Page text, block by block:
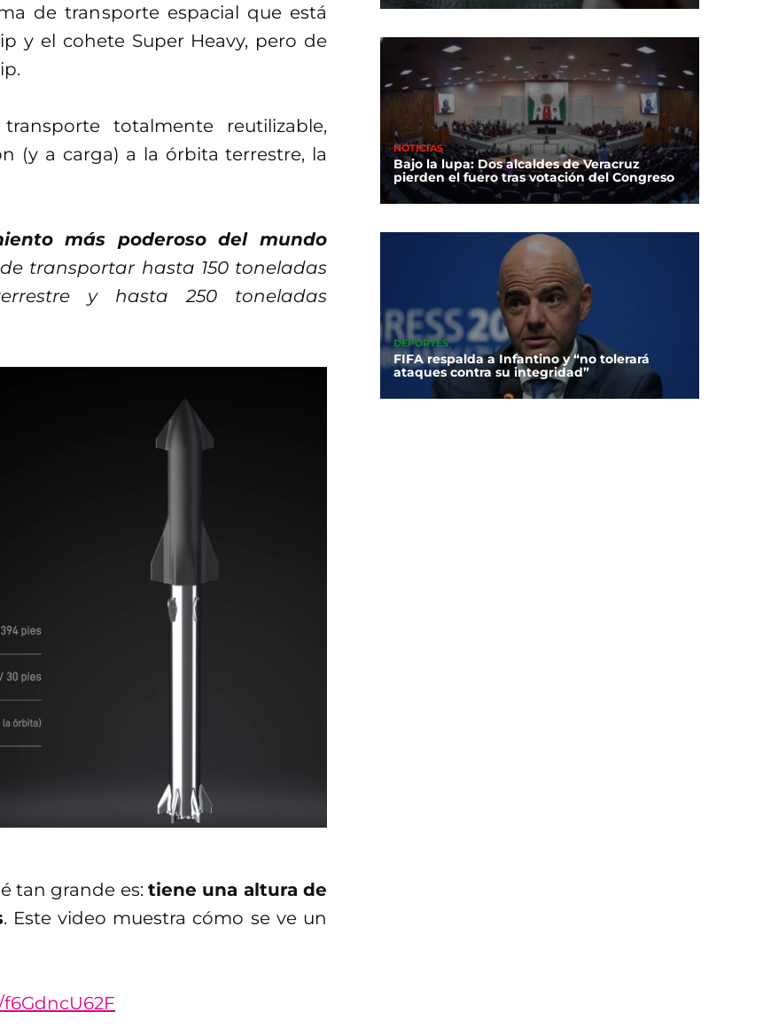
de transporte espacial que está
y el cohete Super Heavy, pero de
totalmente reutilizable,
(y a carga) a la órbita terrestre, la
más poderoso del mundo
transportar hasta 150 toneladas
y hasta 250 toneladas
tan grande es: tiene una altura de
. Este video muestra cómo se ve un
NOTICIAS
Bajo la lupa: Dos alcaldes de Veracruz
pierden el fuero tras votación del Congreso
DEPORTES
FIFA respalda a Infantino y “no tolerará
ataques contra su integridad”